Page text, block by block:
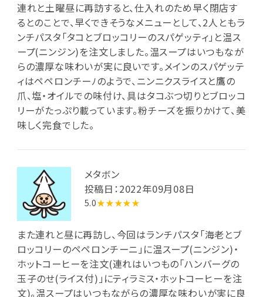
連れと土曜昼に再訪すると、仕入れのため早く閉店す
るとのことで、早くできそうなメニューとして、2人ともラ
ンチパスタ「タコとブロッコリーのスパゲッティ」と温ス
ープ(ニンジン)を注文しました。温スープはいつもなが
らの濃厚な味わいが実に良いです。メインのスパゲッテ
ィはペペロンチーﾉのようで、ニンニクスライスと鷹の
爪、塩・オイルでの味付け、具はタコぶつ切りとブロッコ
リーがたっぷり載っています。粉チーズを振りかけて、美
味しく完食でした。
メタボン
投稿日：2022年09月08日
5.0★★★★★
また連れと昼に再訪し、今回はランチパスタ「海老とブ
ロッコリーのペペロンチーニ」に温スープ(ニンジン)・
ホットコーヒーを注文(連れはいつもの「ハンバーグの
玉子のせ(ライス付)」にティラミス・ホットコーヒーを注
文)。温スープはいつもながらの濃厚な味わいが実に良